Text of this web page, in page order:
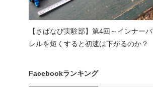
【さばなび実験部】第4回～インナーバ
レルを短くすると初速は下がるのか？
Facebookランキング